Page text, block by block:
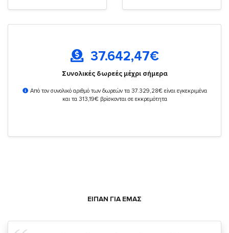
37.642,47€
Συνολικές δωρεές μέχρι σήμερα
Από τον συνολικό αριθμό των δωρεών τα 37.329,28€ είναι εγκεκριμένα
και τα 313,19€ βρίσκονται σε εκκρεμότητα
ΕΙΠΑΝ ΓΙΑ ΕΜΑΣ